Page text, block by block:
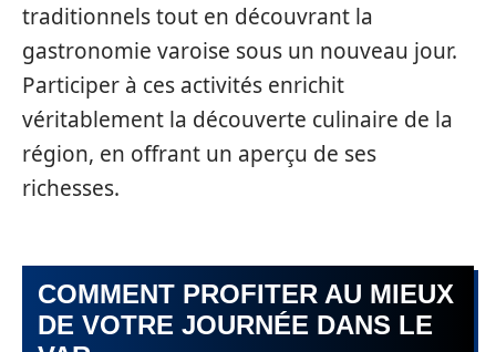
traditionnels tout en découvrant la
gastronomie varoise sous un nouveau jour.
Participer à ces activités enrichit
véritablement la découverte culinaire de la
région, en offrant un aperçu de ses
richesses.
COMMENT PROFITER AU MIEUX
DE VOTRE JOURNÉE DANS LE